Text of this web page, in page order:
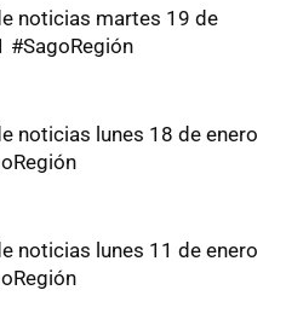
noticias martes 19 de
#SagoRegión
noticias lunes 18 de enero
noticias lunes 11 de enero